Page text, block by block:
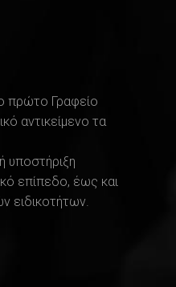
πρώτο Γραφείο
αντικείμενο τα
υποστήριξη
επίπεδο, έως και
ειδικοτήτων.